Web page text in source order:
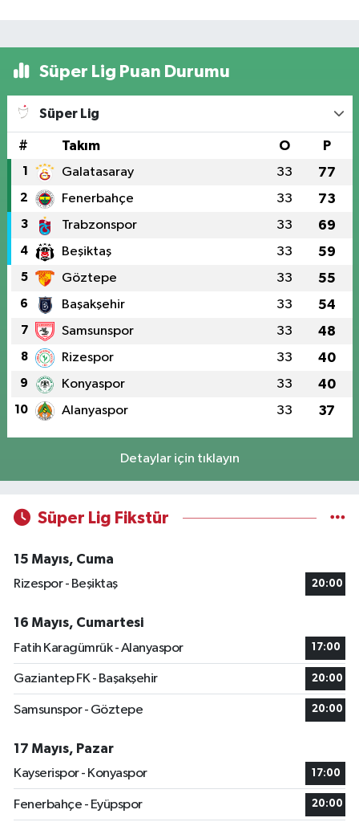
Süper Lig Puan Durumu
Süper Lig
# Takım O P
1 Galatasaray 33 77
2 Fenerbahçe 33 73
3 Trabzonspor 33 69
4 Beşiktaş 33 59
5 Göztepe 33 55
6 Başakşehir 33 54
7 Samsunspor 33 48
8 Rizespor 33 40
9 Konyaspor 33 40
10 Alanyaspor 33 37
Detaylar için tıklayın
Süper Lig Fikstür
15 Mayıs, Cuma
Rizespor - Beşiktaş
20:00
16 Mayıs, Cumartesi
Fatih Karagümrük - Alanyaspor
17:00
Gaziantep FK - Başakşehir 20:00
Samsunspor - Göztepe 20:00
17 Mayıs, Pazar
Kayserispor - Konyaspor
17:00
Fenerbahçe - Eyüpspor 20:00